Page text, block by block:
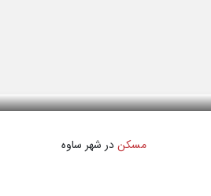
مسکندر شهر ساوه